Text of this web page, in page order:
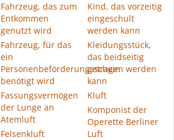
Fahrzeug, das zum
Entkommen
genutzt wird
Fahrzeug, für das
ein
Personenbeförderungsschein
benötigt wird
Fassungsvermögen
der Lunge an
Atemluft
Felsenkluft
Kind, das vorzeitig
eingeschult
werden kann
Kleidungsstück,
das beidseitig
getragen werden
kann
Kluft
Komponist der
Operette Berliner
Luft